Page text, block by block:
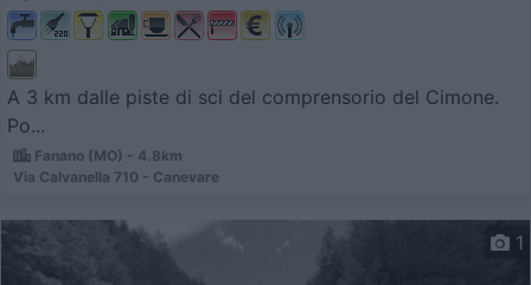
A 3 km dalle piste di sci del comprensorio del Cimone.
Po...
Fanano (MO) - 4.8km
Via Calvanella 710 - Canevare
1